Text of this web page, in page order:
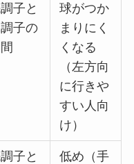
子と
子の
球がつか
まりにく
くなる
（左方向
に行きや
すい人向
け）
子と
低め（手